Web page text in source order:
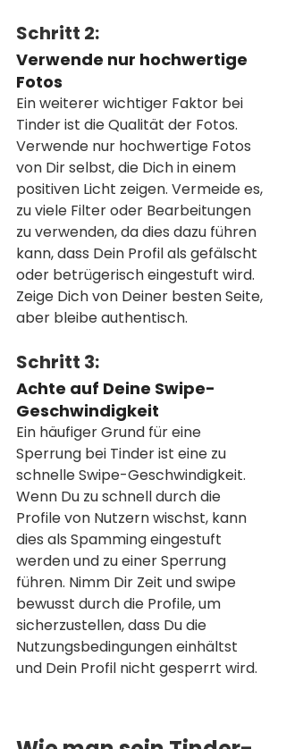
Schritt 2:
Verwende nur hochwertige
Fotos
Ein weiterer wichtiger Faktor bei
Tinder ist die Qualität der Fotos.
Verwende nur hochwertige Fotos
von Dir selbst, die Dich in einem
positiven Licht zeigen. Vermeide es,
zu viele Filter oder Bearbeitungen
zu verwenden, da dies dazu führen
kann, dass Dein Profil als gefälscht
oder betrügerisch eingestuft wird.
Zeige Dich von Deiner besten Seite,
aber bleibe authentisch.
Schritt 3:
Achte auf Deine Swipe-
Geschwindigkeit
Ein häufiger Grund für eine
Sperrung bei Tinder ist eine zu
schnelle Swipe-Geschwindigkeit.
Wenn Du zu schnell durch die
Profile von Nutzern wischst, kann
dies als Spamming eingestuft
werden und zu einer Sperrung
führen. Nimm Dir Zeit und swipe
bewusst durch die Profile, um
sicherzustellen, dass Du die
Nutzungsbedingungen einhältst
und Dein Profil nicht gesperrt wird.